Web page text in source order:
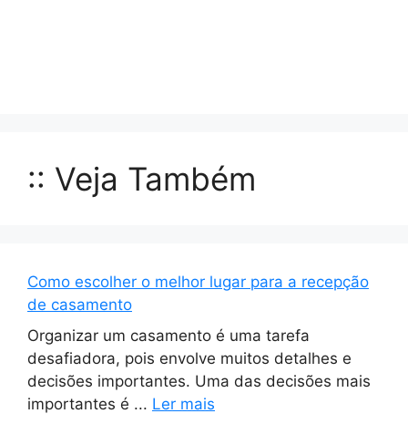
:: Veja Também
Como escolher o melhor lugar para a recepção
de casamento
Organizar um casamento é uma tarefa
desafiadora, pois envolve muitos detalhes e
decisões importantes. Uma das decisões mais
importantes é ... Ler mais